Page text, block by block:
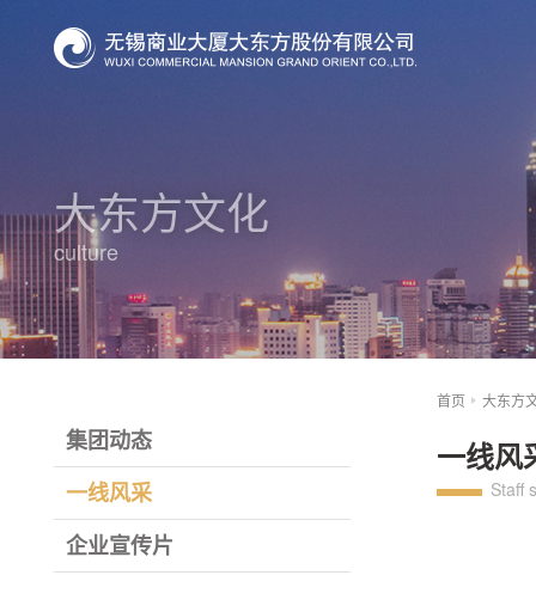
大东方文化
culture
集团动态
一线风采
企业宣传片
首页 大东方
一线风
Staff